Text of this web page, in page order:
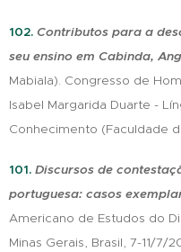
102. Contributos para a
seu ensino em Cabinda,
Mabiala). Congresso de
Isabel Margarida Duarte -
Conhecimento (Faculdade
101. Discursos de
portuguesa: casos
Americano de Estudos do
Minas Gerais, Brasil, 7-11/7/